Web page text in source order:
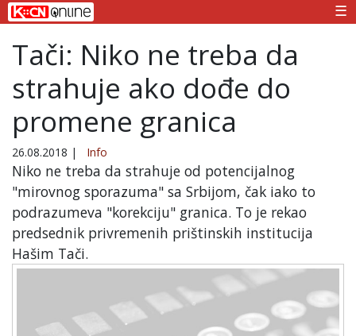
☰
Tači: Niko ne treba da
strahuje ako dođe do
promene granica
26.08.2018 | Info
Niko ne treba da strahuje od potencijalnog
"mirovnog sporazuma" sa Srbijom, čak iako to
podrazumeva "korekciju" granica. To je rekao
predsednik privremenih prištinskih institucija
Hašim Tači.